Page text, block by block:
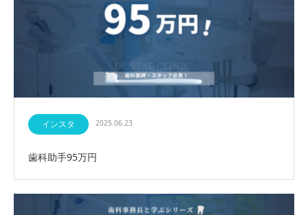
インスタ 2025.06.23
歯科助手95万円